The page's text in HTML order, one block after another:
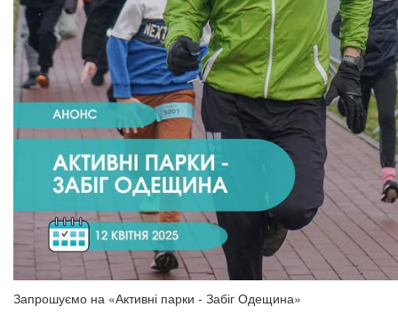
Запрошуємо на «Активні парки - Забіг Одещина»